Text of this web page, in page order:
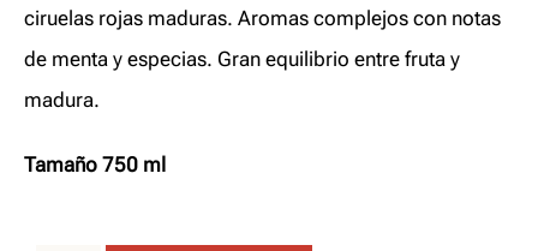
ciruelas rojas maduras. Aromas complejos con notas
de menta y especias. Gran equilibrio entre fruta y
madura.
Tamaño 750 ml